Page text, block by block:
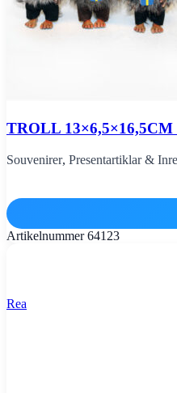
TROLL 13×6,5×16,5CM
Souvenirer, Presentartiklar &
Artikelnummer64123
Rea